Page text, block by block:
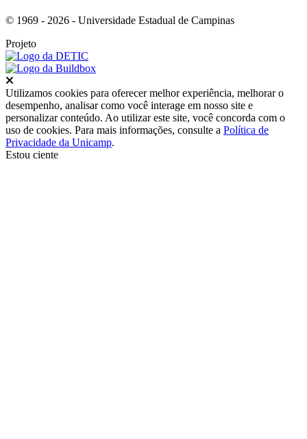
© 1969 - 2026 - Universidade Estadual de Campinas
Projeto
Utilizamos cookies para oferecer melhor experiência, melhorar o
desempenho, analisar como você interage em nosso site e
personalizar conteúdo. Ao utilizar este site, você concorda com o
uso de cookies. Para mais informações, consulte a Política de
Privacidade da Unicamp.
Estou ciente